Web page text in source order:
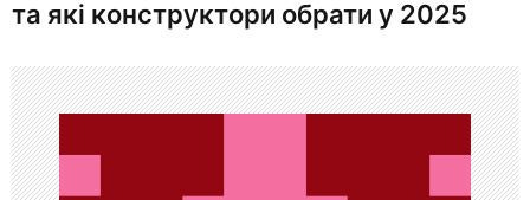
а
ц
и
та які конструктори обрати у 2025